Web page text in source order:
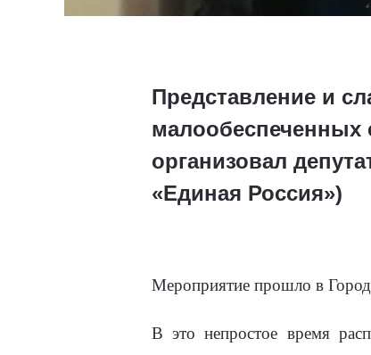
Представление и
малообеспеченных
организовал
«Единая Россия»)
Мероприятие прошло в
В это непростое время